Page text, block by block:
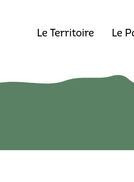
Le Territoire Le